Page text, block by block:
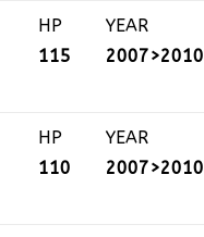
HP
115
YEAR
2007>2010
HP
110
YEAR
2007>2010